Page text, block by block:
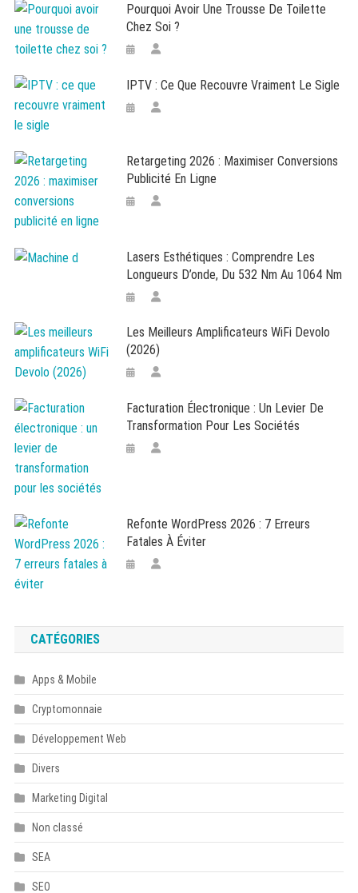
Pourquoi Avoir Une Trousse De Toilette
Chez Soi ?
IPTV : Ce Que Recouvre Vraiment Le Sigle
Retargeting 2026 : Maximiser Conversions
Publicité En Ligne
Lasers Esthétiques : Comprendre Les
Longueurs D’onde, Du 532 Nm Au 1064 Nm
Les Meilleurs Amplificateurs WiFi Devolo
(2026)
Facturation Électronique : Un Levier De
Transformation Pour Les Sociétés
Refonte WordPress 2026 : 7 Erreurs
Fatales À Éviter
CATÉGORIES
Apps & Mobile
Cryptomonnaie
Développement Web
Divers
Marketing Digital
Non classé
SEA
SEO